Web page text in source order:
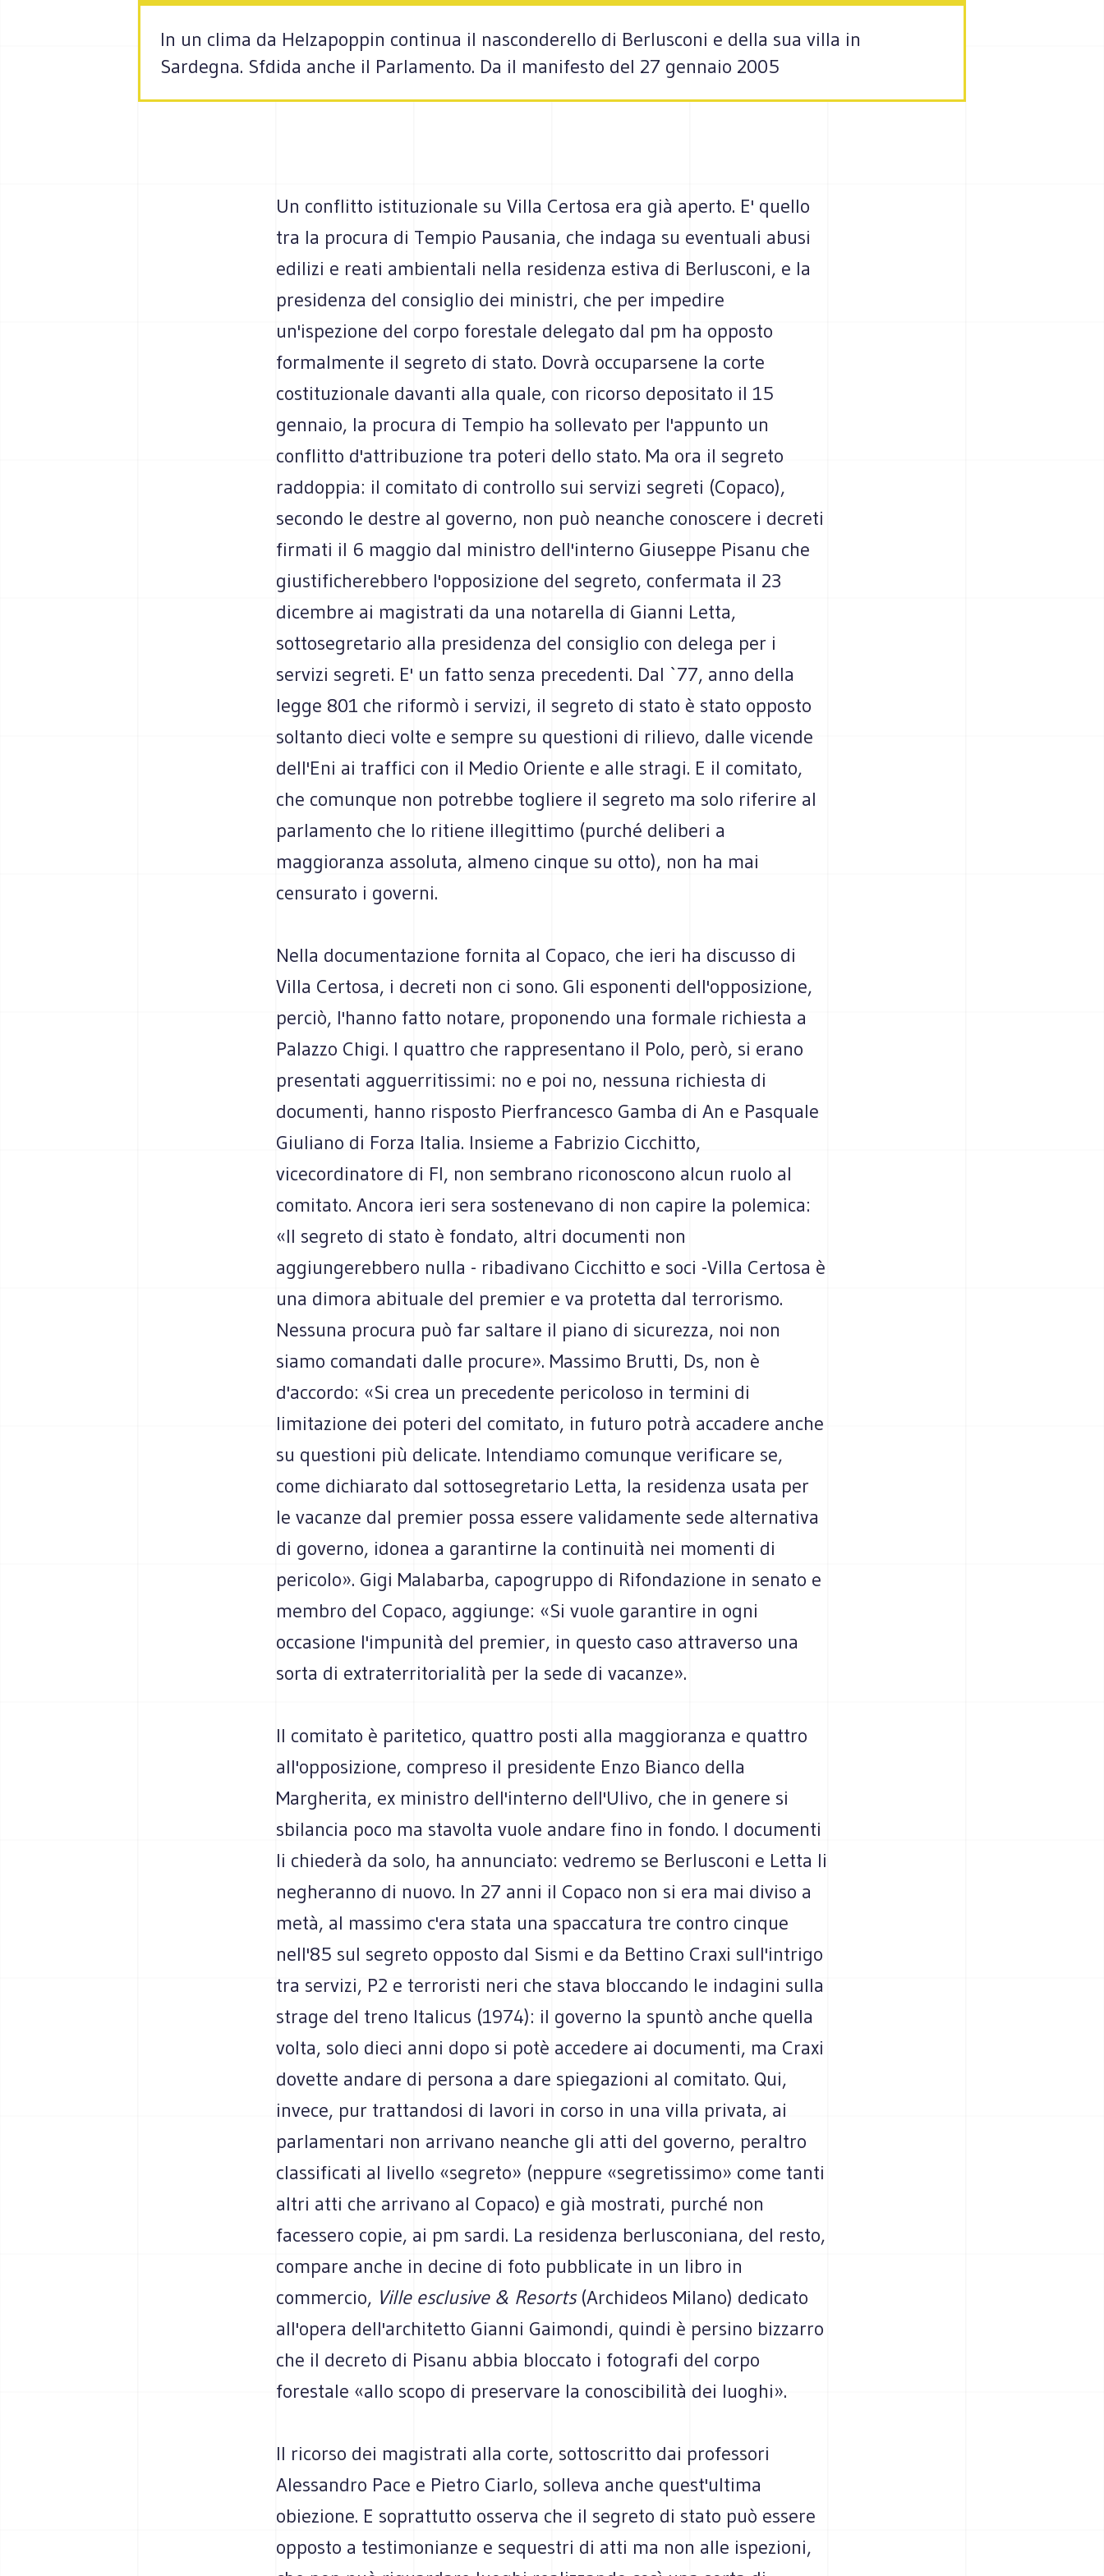
In un clima da Helzapoppin continua il nasconderello di Berlusconi e della sua villa in
Sardegna. Sfdida anche il Parlamento. Da il manifesto del 27 gennaio 2005
Un conflitto istituzionale su Villa Certosa era già aperto. E' quello
tra la procura di Tempio Pausania, che indaga su eventuali abusi
edilizi e reati ambientali nella residenza estiva di Berlusconi, e la
presidenza del consiglio dei ministri, che per impedire
un'ispezione del corpo forestale delegato dal pm ha opposto
formalmente il segreto di stato. Dovrà occuparsene la corte
costituzionale davanti alla quale, con ricorso depositato il 15
gennaio, la procura di Tempio ha sollevato per l'appunto un
conflitto d'attribuzione tra poteri dello stato. Ma ora il segreto
raddoppia: il comitato di controllo sui servizi segreti (Copaco),
secondo le destre al governo, non può neanche conoscere i decreti
firmati il 6 maggio dal ministro dell'interno Giuseppe Pisanu che
giustificherebbero l'opposizione del segreto, confermata il 23
dicembre ai magistrati da una notarella di Gianni Letta,
sottosegretario alla presidenza del consiglio con delega per i
servizi segreti. E' un fatto senza precedenti. Dal `77, anno della
legge 801 che riformò i servizi, il segreto di stato è stato opposto
soltanto dieci volte e sempre su questioni di rilievo, dalle vicende
dell'Eni ai traffici con il Medio Oriente e alle stragi. E il comitato,
che comunque non potrebbe togliere il segreto ma solo riferire al
parlamento che lo ritiene illegittimo (purché deliberi a
maggioranza assoluta, almeno cinque su otto), non ha mai
censurato i governi.
Nella documentazione fornita al Copaco, che ieri ha discusso di
Villa Certosa, i decreti non ci sono. Gli esponenti dell'opposizione,
perciò, l'hanno fatto notare, proponendo una formale richiesta a
Palazzo Chigi. I quattro che rappresentano il Polo, però, si erano
presentati agguerritissimi: no e poi no, nessuna richiesta di
documenti, hanno risposto Pierfrancesco Gamba di An e Pasquale
Giuliano di Forza Italia. Insieme a Fabrizio Cicchitto,
vicecordinatore di FI, non sembrano riconoscono alcun ruolo al
comitato. Ancora ieri sera sostenevano di non capire la polemica:
«Il segreto di stato è fondato, altri documenti non
aggiungerebbero nulla - ribadivano Cicchitto e soci -Villa Certosa è
una dimora abituale del premier e va protetta dal terrorismo.
Nessuna procura può far saltare il piano di sicurezza, noi non
siamo comandati dalle procure». Massimo Brutti, Ds, non è
d'accordo: «Si crea un precedente pericoloso in termini di
limitazione dei poteri del comitato, in futuro potrà accadere anche
su questioni più delicate. Intendiamo comunque verificare se,
come dichiarato dal sottosegretario Letta, la residenza usata per
le vacanze dal premier possa essere validamente sede alternativa
di governo, idonea a garantirne la continuità nei momenti di
pericolo». Gigi Malabarba, capogruppo di Rifondazione in senato e
membro del Copaco, aggiunge: «Si vuole garantire in ogni
occasione l'impunità del premier, in questo caso attraverso una
sorta di extraterritorialità per la sede di vacanze».
Il comitato è paritetico, quattro posti alla maggioranza e quattro
all'opposizione, compreso il presidente Enzo Bianco della
Margherita, ex ministro dell'interno dell'Ulivo, che in genere si
sbilancia poco ma stavolta vuole andare fino in fondo. I documenti
li chiederà da solo, ha annunciato: vedremo se Berlusconi e Letta li
negheranno di nuovo. In 27 anni il Copaco non si era mai diviso a
metà, al massimo c'era stata una spaccatura tre contro cinque
nell'85 sul segreto opposto dal Sismi e da Bettino Craxi sull'intrigo
tra servizi, P2 e terroristi neri che stava bloccando le indagini sulla
strage del treno Italicus (1974): il governo la spuntò anche quella
volta, solo dieci anni dopo si potè accedere ai documenti, ma Craxi
dovette andare di persona a dare spiegazioni al comitato. Qui,
invece, pur trattandosi di lavori in corso in una villa privata, ai
parlamentari non arrivano neanche gli atti del governo, peraltro
classificati al livello «segreto» (neppure «segretissimo» come tanti
altri atti che arrivano al Copaco) e già mostrati, purché non
facessero copie, ai pm sardi. La residenza berlusconiana, del resto,
compare anche in decine di foto pubblicate in un libro in
commercio, Ville esclusive & Resorts(Archideos Milano) dedicato
all'opera dell'architetto Gianni Gaimondi, quindi è persino bizzarro
che il decreto di Pisanu abbia bloccato i fotografi del corpo
forestale «allo scopo di preservare la conoscibilità dei luoghi».
Il ricorso dei magistrati alla corte, sottoscritto dai professori
Alessandro Pace e Pietro Ciarlo, solleva anche quest'ultima
obiezione. E soprattutto osserva che il segreto di stato può essere
opposto a testimonianze e sequestri di atti ma non alle ispezioni,